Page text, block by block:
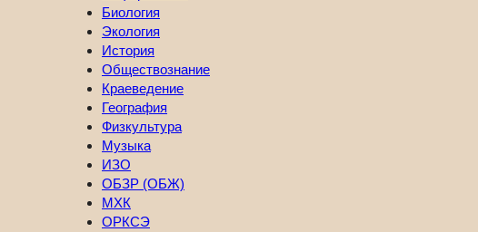
Биология
Экология
История
Обществознание
Краеведение
География
Физкультура
Музыка
ИЗО
ОБЗР (ОБЖ)
МХК
ОРКСЭ